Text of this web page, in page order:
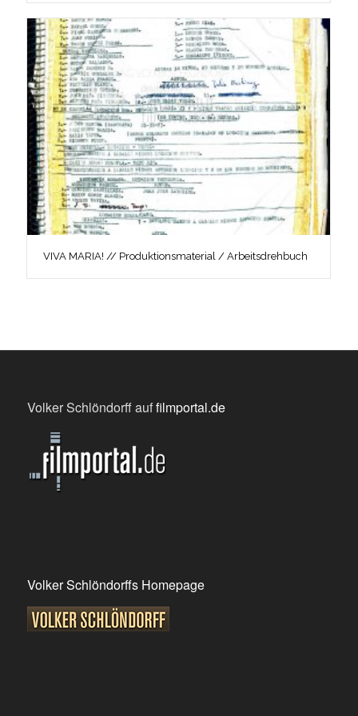
VIVA MARIA! // Produktionsmaterial / Arbeitsdrehbuch
Volker Schlöndorff auffilmportal.de
Volker Schlöndorffs Homepage